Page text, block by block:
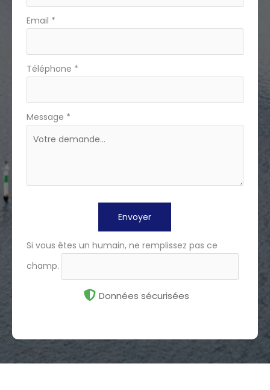
Email *
Téléphone *
Message *
Envoyer
Si vous êtes un humain, ne remplissez pas ce
champ.
Données sécurisées